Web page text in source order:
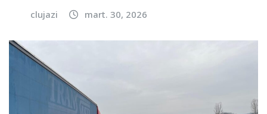
clujazi mart. 30, 2026